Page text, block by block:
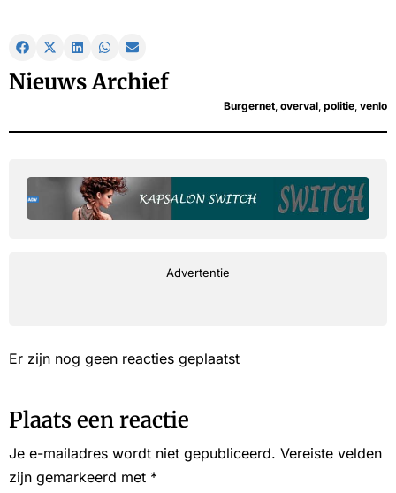
Nieuws Archief
Burgernet, overval, politie, venlo
Advertentie
Er zijn nog geen reacties geplaatst
Plaats een reactie
Je e-mailadres wordt niet gepubliceerd. Vereiste velden
zijn gemarkeerd met *